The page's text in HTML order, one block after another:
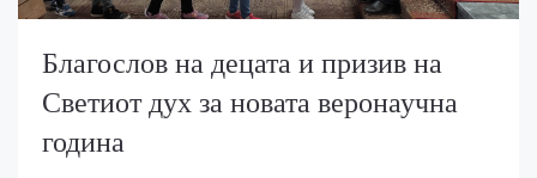
Благослов на децата и призив на
Светиот дух за новата веронаучна
година